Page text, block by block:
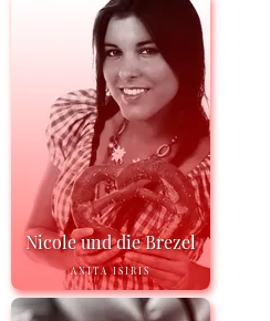
Nicole und die Brezel
ANITA ISIRIS